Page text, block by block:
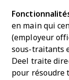
en main qui
(employeur
sous-traitants
Deel traite
pour résoudre